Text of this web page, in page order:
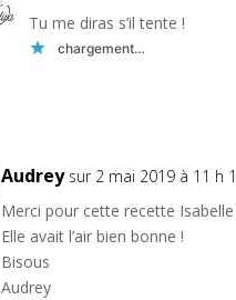
Tu me diras s’il tente !
chargement…
Audrey sur 2 mai 2019 à 11 h
Merci pour cette recette Isabelle
Elle avait l’air bien bonne !
Bisous
Audrey